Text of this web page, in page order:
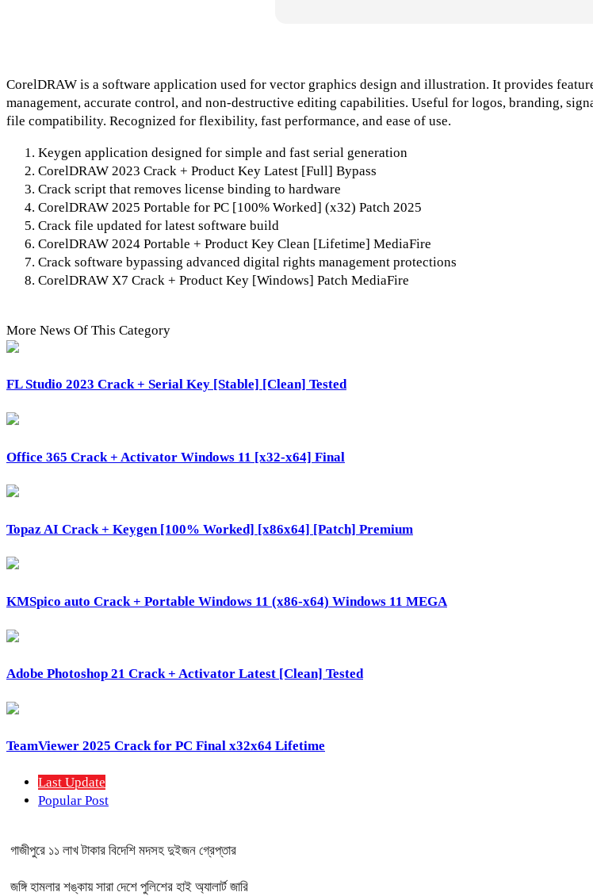
CorelDRAW is a software application used for vector graphics design and illustration. It provides
management, accurate control, and non-destructive editing capabilities. Useful for logos, branding,
file compatibility. Recognized for flexibility, fast performance, and ease of use.
Keygen application designed for simple and fast serial generation
CorelDRAW 2023 Crack + Product Key Latest [Full] Bypass
Crack script that removes license binding to hardware
CorelDRAW 2025 Portable for PC [100% Worked] (x32) Patch 2025
Crack file updated for latest software build
CorelDRAW 2024 Portable + Product Key Clean [Lifetime] MediaFire
Crack software bypassing advanced digital rights management protections
CorelDRAW X7 Crack + Product Key [Windows] Patch MediaFire
More News Of This Category
FL Studio 2023 Crack + Serial Key [Stable] [Clean] Tested
Office 365 Crack + Activator Windows 11 [x32-x64] Final
Topaz AI Crack + Keygen [100% Worked] [x86x64] [Patch] Premium
KMSpico auto Crack + Portable Windows 11 (x86-x64) Windows 11 MEGA
Adobe Photoshop 21 Crack + Activator Latest [Clean] Tested
TeamViewer 2025 Crack for PC Final x32x64 Lifetime
Last Update
Popular Post
গাজীপুরে ১১ লাখ টাকার বিদেশি মদসহ দুইজন গ্রেপ্তার
জঙ্গি হামলার শঙ্কায় সারা দেশে পুলিশের হাই অ্যালার্ট জারি